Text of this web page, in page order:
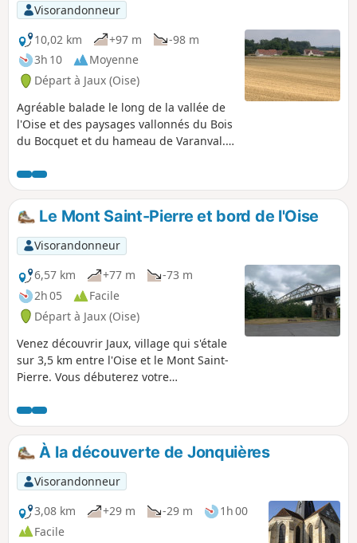
Visorandonneur
10,02 km
+97 m
-98 m
3h 10
Moyenne
Départ à Jaux (Oise)
Agréable balade le long de la vallée de
l'Oise et des paysages vallonnés du Bois
du Bocquet et du hameau de Varanval.
Compiègne et la Croix Saint-Ouen
séparé de Jaux par l'Oise. Vous gravirez
la pente au bord d'Armancourt,
traverserez Varanval en limite de
Jonquières pour redescendre sur Jaux
avec la commune de Venette sur votre
gauche.
Le Mont Saint-Pierre et bord de l'Oise
Visorandonneur
6,57 km
+77 m
-73 m
2h 05
Facile
Départ à Jaux (Oise)
Venez découvrir Jaux, village qui s'étale
sur 3,5 km entre l'Oise et le Mont Saint-
Pierre. Vous débuterez votre
qui se rétrécit parfois. Après avoir
traversé la ligne de chemin de fer et la
D13, vous prendrez les petits chemins
en passant derrière les maisons qui
vous conduiront sur les hauteurs du
Mont Saint-Pierre. Chemin faisant, vous
rejoindrez les berges de l'Oise en
passant par le port de plaisance.
À la découverte de Jonquières
Visorandonneur
3,08 km
+29 m -29 m
1h 00
Facile